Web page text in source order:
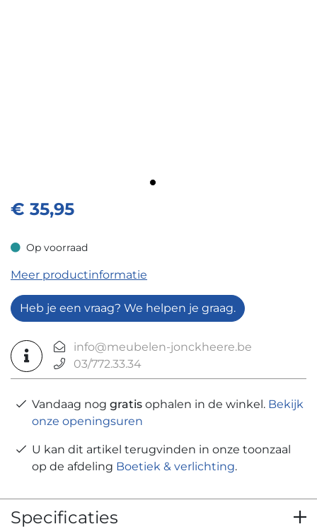
€ 35,95
Op voorraad
Op voorraad
Meer productinformatie
Heb je een vraag? We helpen je graag.
info@meubelen-jonckheere.be
03/772.33.34
Vandaag nog gratis ophalen in de winkel. Bekijk
onze openingsuren
U kan dit artikel terugvinden in onze toonzaal
op de afdeling Boetiek & verlichting.
Specificaties